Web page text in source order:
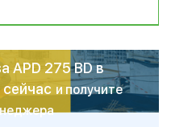
APD 275 BD в
и получите